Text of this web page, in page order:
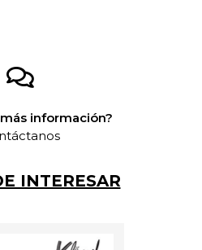
información?
INTERESAR